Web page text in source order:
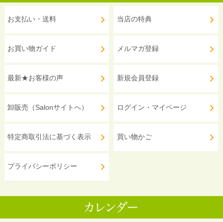
お支払い・送料
お買い物ガイド
最新★お客様の声
卸販売（Salonサイトへ）
特定商取引法に基づく表示
プライバシーポリシー
当店の特典
メルマガ登録
新規会員登録
ログイン・マイページ
買い物かご